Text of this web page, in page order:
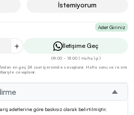
adetlerine göre baskısız olarak belirtilmiştir.
İstemiyorum
Adet Giriniz
+ İletişime Geç
09:00 - 18:00 ( Hafta İçi )
en geç 24 saat içerisinde cevaplanır. Hafta sonu ve resmi
cevaplanır.